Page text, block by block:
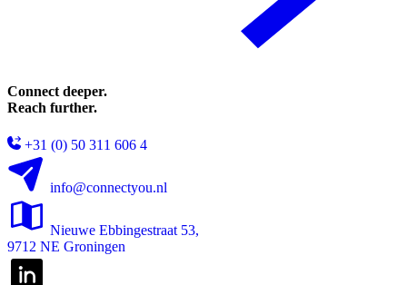
Connect deeper.
Reach further.
+31 (0) 50 311 606 4
info@connectyou.nl
Nieuwe Ebbingestraat 53,
9712 NE Groningen